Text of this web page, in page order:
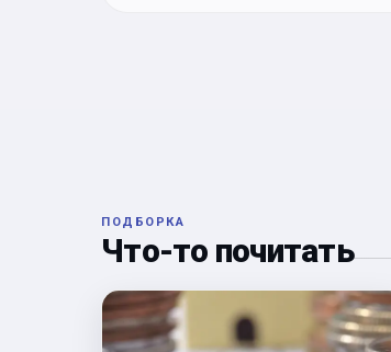
ПОДБОРКА
Что-то почитать